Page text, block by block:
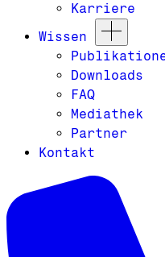
Karriere
Wissen
Downloads
FAQ
Mediathek
Partner
Kontakt